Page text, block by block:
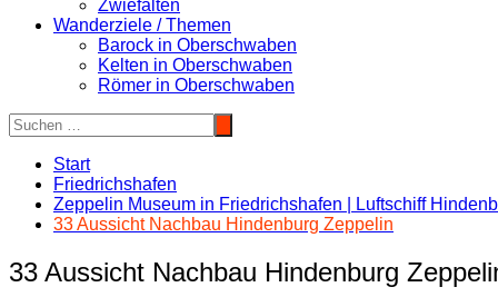
Zwiefalten
Wanderziele / Themen
Barock in Oberschwaben
Kelten in Oberschwaben
Römer in Oberschwaben
Start
Friedrichshafen
Zeppelin Museum in Friedrichshafen | Luftschiff
33 Aussicht Nachbau Hindenburg Zeppelin
33 Aussicht Nachbau Hindenburg